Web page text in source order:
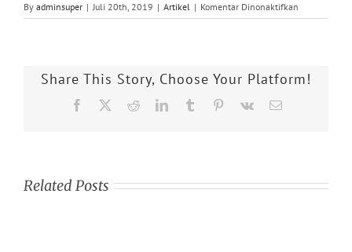
By adminsuper | Juli 20th, 2019 | Artikel | Komentar Dinonaktifkan
PassiveBolt
Rumah
Share This Story, Choose Your Platform!
Facebook RedditLinkedInTumblr Pinterest
Vk Email
Related Posts